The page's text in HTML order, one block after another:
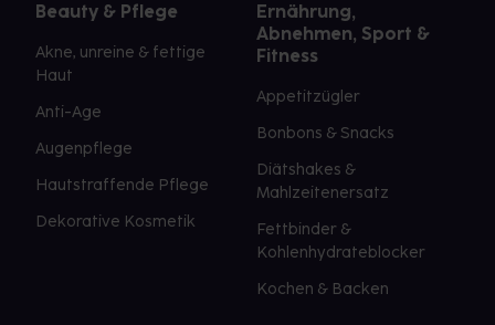
Beauty & Pflege
Akne, unreine & fettige
Haut
Anti-Age
Augenpflege
Hautstraffende Pflege
Dekorative Kosmetik
Ernährung,
Abnehmen, Sport &
Fitness
Appetitzügler
Bonbons & Snacks
Diätshakes &
Mahlzeitenersatz
Fettbinder &
Kohlenhydrateblocker
Kochen & Backen